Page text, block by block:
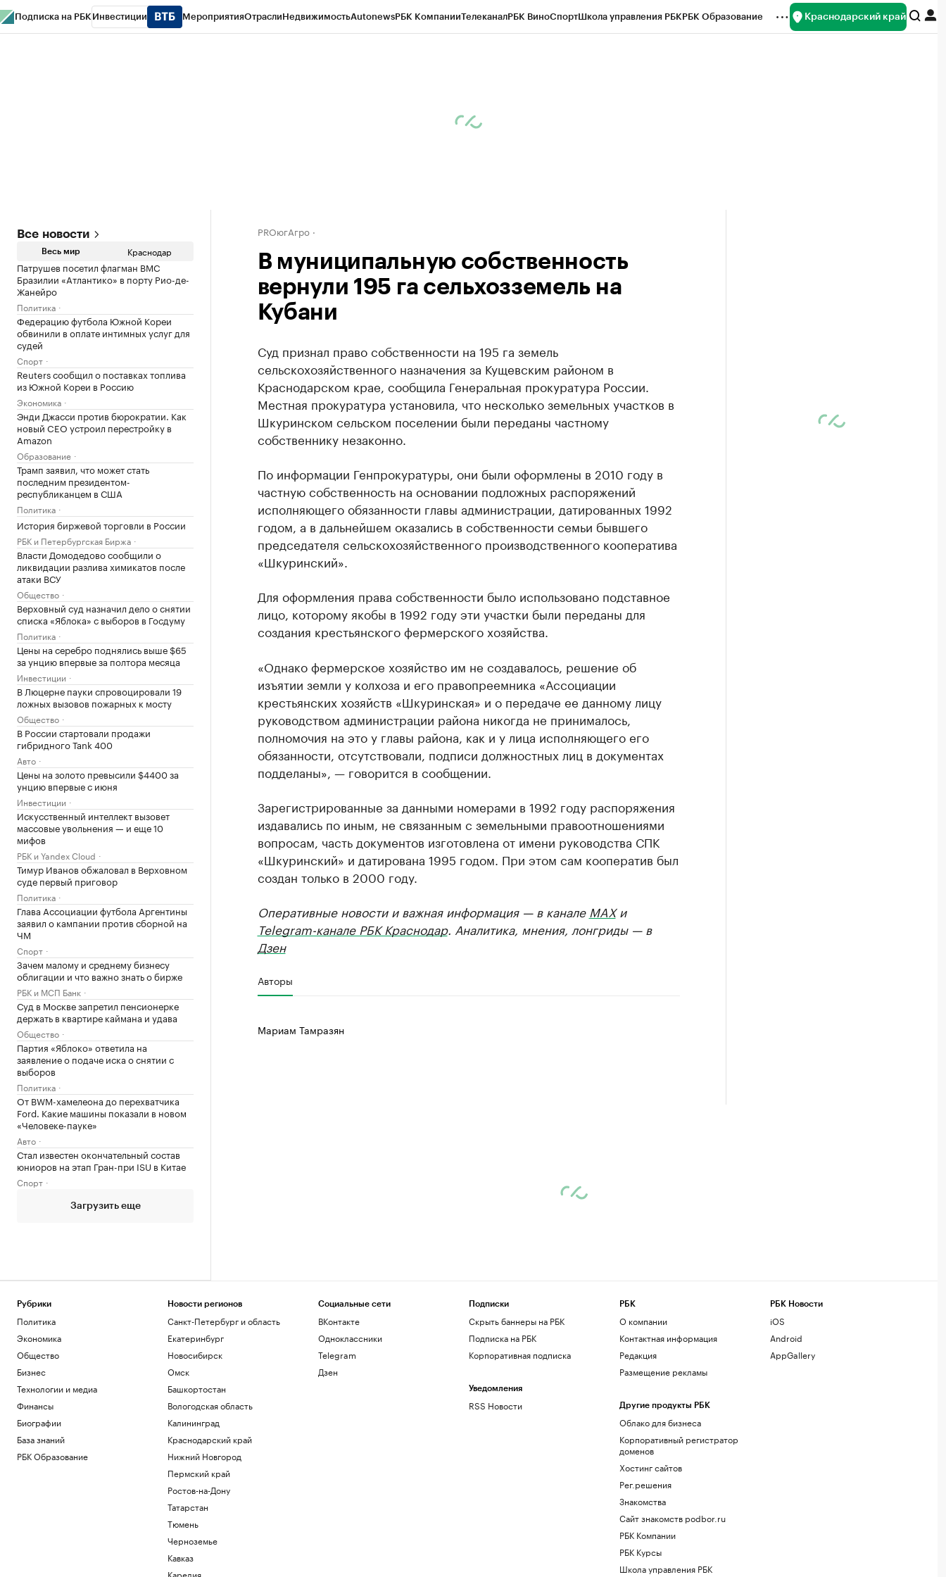
Подписка на РБК Инвестиции МероприятияОтраслиНедвижимостьAutonewsРБК КомпанииТелеканалРБК ВиноСпортШкола управления РБКРБК Образование Краснодарский край
Все новости
Весь мир Краснодар
Патрушев посетил флагман ВМС
Бразилии «Атлантико» в порту Рио-де-
Жанейро
Политика
Федерацию футбола Южной Кореи
обвинили в оплате интимных услуг для
судей
Спорт
Reuters сообщил о поставках топлива
из Южной Кореи в Россию
Экономика
Энди Джасси против бюрократии. Как
новый CEO устроил перестройку в
Amazon
Образование
Трамп заявил, что может стать
последним президентом-
республиканцем в США
Политика
История биржевой торговли в России
РБК и Петербургская Биржа
Власти Домодедово сообщили о
ликвидации разлива химикатов после
атаки ВСУ
Общество
Верховный суд назначил дело о снятии
списка «Яблока» с выборов в Госдуму
Политика
Цены на серебро поднялись выше $65
за унцию впервые за полтора месяца
Инвестиции
В Люцерне пауки спровоцировали 19
ложных вызовов пожарных к мосту
Общество
В России стартовали продажи
гибридного Tank 400
Авто
Цены на золото превысили $4400 за
унцию впервые с июня
Инвестиции
Искусственный интеллект вызовет
массовые увольнения — и еще 10
мифов
РБК и Yandex Cloud
Тимур Иванов обжаловал в Верховном
суде первый приговор
Политика
Глава Ассоциации футбола Аргентины
заявил о кампании против сборной на
ЧМ
Спорт
Зачем малому и среднему бизнесу
облигации и что важно знать о бирже
РБК и МСП Банк
Суд в Москве запретил пенсионерке
держать в квартире каймана и удава
Общество
Партия «Яблоко» ответила на
заявление о подаче иска о снятии с
выборов
Политика
От BWM-хамелеона до перехватчика
Ford. Какие машины показали в новом
«Человеке-пауке»
Авто
Стал известен окончательный состав
юниоров на этап Гран-при ISU в Китае
Спорт
Загрузить еще
PROюгАгро
В муниципальную собственность
вернули 195 га сельхозземель на
Кубани
Суд признал право собственности на 195 га земель
сельскохозяйственного назначения за Кущевским районом в
Краснодарском крае, сообщила Генеральная прокуратура России.
Местная прокуратура установила, что несколько земельных участков в
Шкуринском сельском поселении были переданы частному
собственнику незаконно.
По информации Генпрокуратуры, они были оформлены в 2010 году в
частную собственность на основании подложных распоряжений
исполняющего обязанности главы администрации, датированных 1992
годом, а в дальнейшем оказались в собственности семьи бывшего
председателя сельскохозяйственного производственного кооператива
«Шкуринский».
Для оформления права собственности было использовано подставное
лицо, которому якобы в 1992 году эти участки были переданы для
создания крестьянского фермерского хозяйства.
«Однако фермерское хозяйство им не создавалось, решение об
изъятии земли у колхоза и его правопреемника «Ассоциации
крестьянских хозяйств «Шкуринская» и о передаче ее данному лицу
руководством администрации района никогда не принималось,
полномочия на это у главы района, как и у лица исполняющего его
обязанности, отсутствовали, подписи должностных лиц в документах
подделаны», — говорится в сообщении.
Зарегистрированные за данными номерами в 1992 году распоряжения
издавались по иным, не связанным с земельными правоотношениями
вопросам, часть документов изготовлена от имени руководства СПК
«Шкуринский» и датирована 1995 годом. При этом сам кооператив был
создан только в 2000 году.
Оперативные новости и важная информация — в канале MAXи
Telegram-канале РБК Краснодар. Аналитика, мнения, лонгриды — в
Дзен
Авторы
Мариам Тамразян
Рубрики
Политика
Экономика
Общество
Бизнес
Технологии и медиа
Финансы
Биографии
База знаний
РБК Образование
Новости регионов
Санкт-Петербург и область
Екатеринбург
Новосибирск
Омск
Башкортостан
Вологодская область
Калининград
Краснодарский край
Нижний Новгород
Пермский край
Ростов-на-Дону
Татарстан
Тюмень
Черноземье
Кавказ
Карелия
Социальные сети
ВКонтакте
Одноклассники
Telegram
Дзен
Подписки
Скрыть баннеры на РБК
Подписка на РБК
Корпоративная подписка
Уведомления
RSS Новости
РБК
О компании
Контактная информация
Редакция
Размещение рекламы
Другие продукты РБК
Облако для бизнеса
Корпоративный регистратор
доменов
Хостинг сайтов
Рег.решения
Знакомства
Сайт знакомств podbor.ru
РБК Компании
РБК Курсы
Школа управления РБК
РБК Новости
iOS
Android
AppGallery